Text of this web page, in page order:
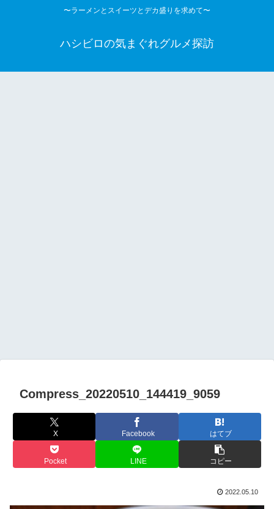
〜ラーメンとスイーツとデカ盛りを求めて〜
ハシビロの気まぐれグルメ探訪
Compress_20220510_144419_9059
X Facebook はてブ
Pocket LINE コピー
2022.05.10